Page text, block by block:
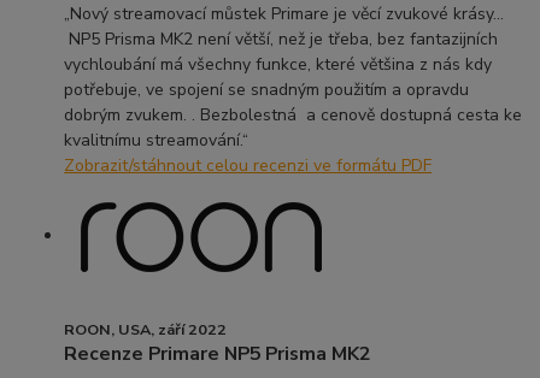
„Nový streamovací můstek Primare je věcí zvukové krásy...
NP5 Prisma MK2 není větší, než je třeba, bez fantazijních
vychloubání má všechny funkce, které většina z nás kdy
potřebuje, ve spojení se snadným použitím a opravdu
dobrým zvukem. . Bezbolestná a cenově dostupná cesta ke
kvalitnímu streamování.“
Zobrazit/stáhnout celou recenzi ve formátu PDF
ROON, USA, září 2022
Recenze Primare NP5 Prisma MK2